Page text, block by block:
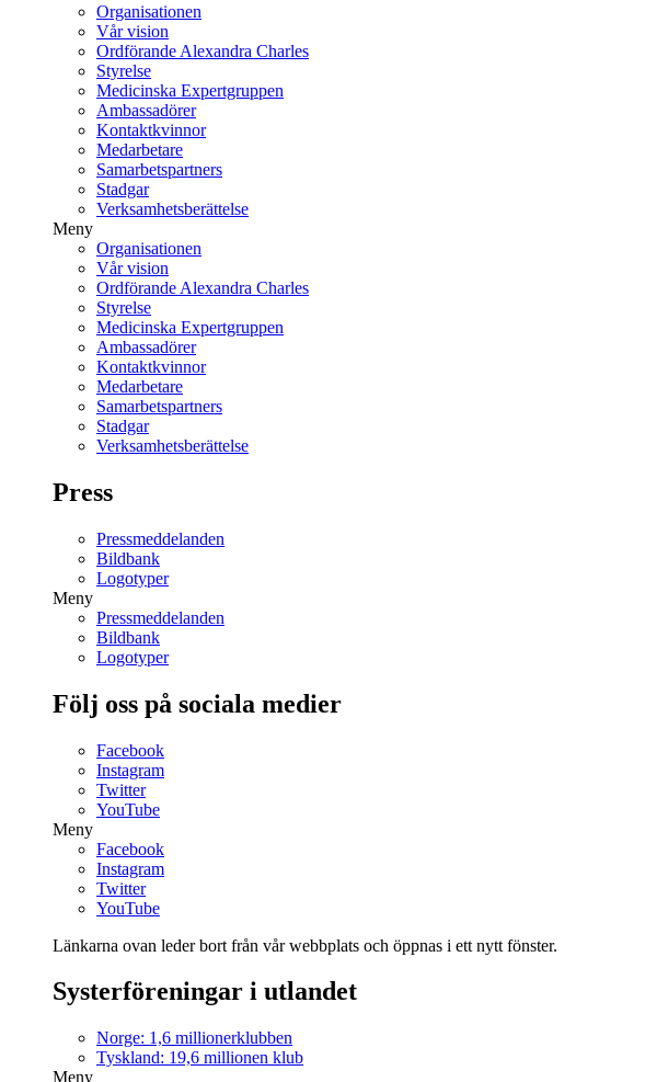
Organisationen
Vår vision
Ordförande Alexandra Charles
Styrelse
Medicinska Expertgruppen
Ambassadörer
Kontaktkvinnor
Medarbetare
Samarbetspartners
Stadgar
Verksamhetsberättelse
Meny
Organisationen
Vår vision
Ordförande Alexandra Charles
Styrelse
Medicinska Expertgruppen
Ambassadörer
Kontaktkvinnor
Medarbetare
Samarbetspartners
Stadgar
Verksamhetsberättelse
Press
Pressmeddelanden
Bildbank
Logotyper
Meny
Pressmeddelanden
Bildbank
Logotyper
Följ oss på sociala medier
Facebook
Instagram
Twitter
YouTube
Meny
Facebook
Instagram
Twitter
YouTube
Länkarna ovan leder bort från vår webbplats och öppnas i ett nytt fönster.
Systerföreningar i utlandet
Norge: 1,6 millionerklubben
Tyskland: 19,6 millionen klub
Meny